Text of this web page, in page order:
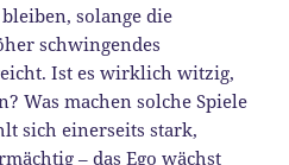
solange die
schwingendes
Ist es wirklich witzig,
Was machen solche Spiele
sich einerseits stark,
– das Ego wächst